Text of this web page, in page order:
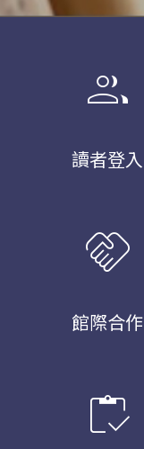
group
讀者登入
handshake
館際合作
inventory